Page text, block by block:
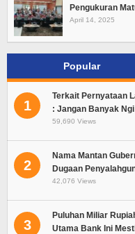
Pengukuran
April 14, 2025
Popular
1
Terkait Pernyataan
: Jangan Banyak
59,690 Views
2
Nama Mantan
Dugaan
42,076 Views
3
Puluhan Miliar
Utama Bank Ini